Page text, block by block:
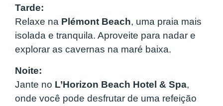
Tarde:
Relaxe na Plémont Beach, uma praia mais
isolada e tranquila. Aproveite para nadar e
explorar as cavernas na maré baixa.
Noite:
Jante no L’Horizon Beach Hotel & Spa,
onde você pode desfrutar de uma refeição